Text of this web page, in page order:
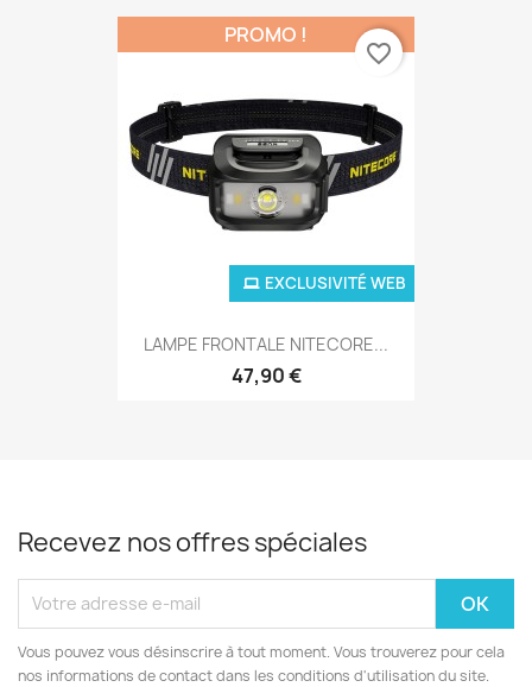
LAMPE FRONTALE NITECORE...
47,90 €
EXCLUSIVITÉ WEB
PROMO !
favorite_border
Recevez nos offres spéciales
Vous pouvez vous désinscrire à tout moment. Vous trouverez pour cela
nos informations de contact dans les conditions d'utilisation du site.